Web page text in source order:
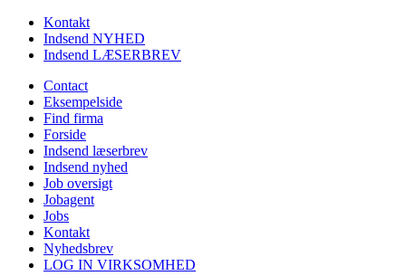
Kontakt
Indsend NYHED
Indsend LÆSERBREV
Contact
Eksempelside
Find firma
Forside
Indsend læserbrev
Indsend nyhed
Job oversigt
Jobagent
Jobs
Kontakt
Nyhedsbrev
LOG IN VIRKSOMHED